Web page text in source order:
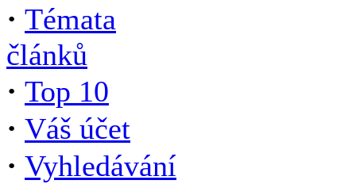
· Témata
článků
· Top 10
· Váš účet
· Vyhledávání